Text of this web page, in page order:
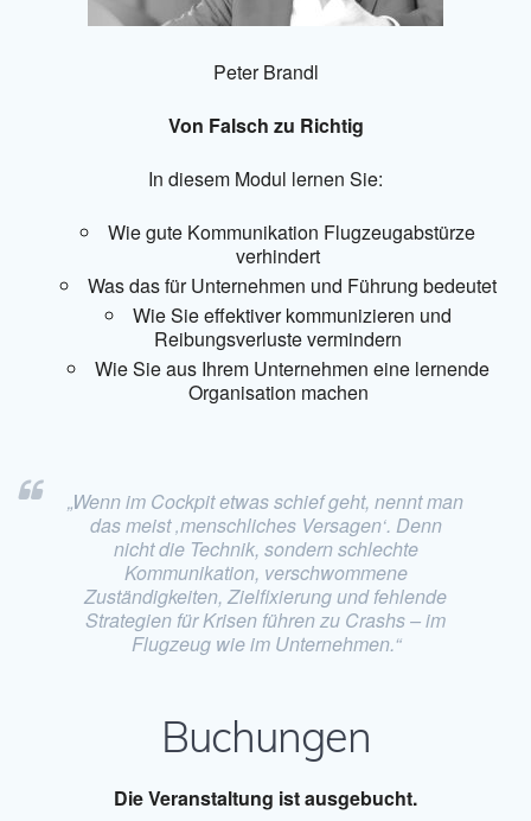
Peter Brandl
Von Falsch zu Richtig
In diesem Modul lernen Sie:
Wie gute Kommunikation Flugzeugabstürze
verhindert
Was das für Unternehmen und Führung bedeutet
Wie Sie effektiver kommunizieren und
Reibungsverluste vermindern
Wie Sie aus Ihrem Unternehmen eine lernende
Organisation machen
„Wenn im Cockpit etwas schief geht, nennt man
das meist ‚menschliches Versagen‘. Denn
nicht die Technik, sondern schlechte
Kommunikation, verschwommene
Zuständigkeiten, Zielfixierung und fehlende
Strategien für Krisen führen zu Crashs – im
Flugzeug wie im Unternehmen.“
Buchungen
Die Veranstaltung ist ausgebucht.